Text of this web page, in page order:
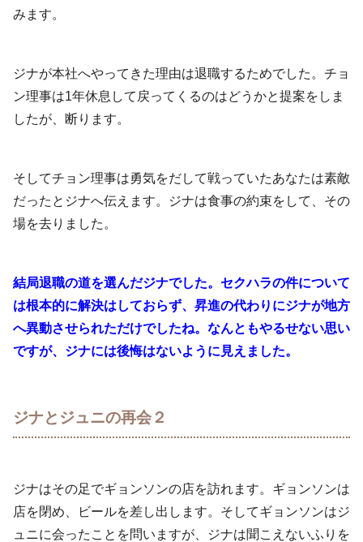
みます。
ジナが本社へやってきた理由は退職するためでした。チョ
ン理事は1年休息して戻ってくるのはどうかと提案をしま
したが、断ります。
そしてチョン理事は勇気をだして戦っていたあなたは素敵
だったとジナへ伝えます。ジナは食事の約束をして、その
場を去りました。
結局退職の道を選んだジナでした。セクハラの件について
は根本的に解決はしておらず、昇進の代わりにジナが地方
へ異動させられただけでしたね。なんともやるせない思い
ですが、ジナには後悔はないように見えました。
ジナとジュニの再会２
ジナはその足でギョンソンの店を訪れます。ギョンソンは
店を閉め、ビールを差し出します。そしてギョンソンはジ
ュニに会ったことを問いますが、ジナは聞こえないふりを